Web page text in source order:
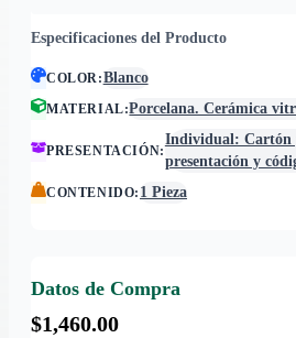
Especificaciones del Producto
COLOR:Blanco
MATERIAL:Porcelana. Cerámica
PRESENTACIÓN:
Individual: Cartón
presentación y
CONTENIDO: 1 Pieza
Datos de Compra
$1,460.00